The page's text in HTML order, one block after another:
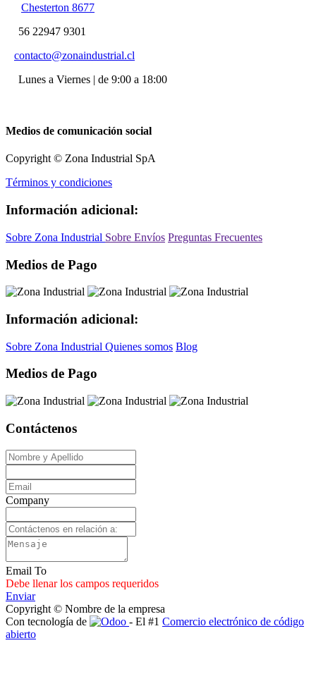
Chesterton 8677
56 22947 9301
contacto@zonaindustrial.cl
Lunes a Viernes | de 9:00 a 18:00
Medios de comunicación social
Copyright © Zona Industrial SpA
Términos y condiciones
Información adicional:
Sobre Zona Industrial Sobre Envíos Preguntas Frecuentes
Medios de Pago
Información adicional:
Sobre Zona Industrial Quienes somos Blog
Medios de Pago
Contáctenos
Company
Email To
Debe llenar los campos requeridos
Enviar
Copyright © Nombre de la empresa
Con tecnología de
- El #1 Comercio electrónico de código
abierto